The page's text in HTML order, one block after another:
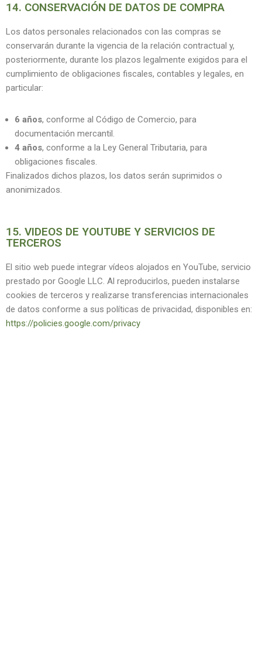
14. CONSERVACIÓN DE DATOS DE COMPRA
Los datos personales relacionados con las compras se
conservarán durante la vigencia de la relación contractual y,
posteriormente, durante los plazos legalmente exigidos para el
cumplimiento de obligaciones fiscales, contables y legales, en
particular:
6 años, conforme al Código de Comercio, para
documentación mercantil.
4 años, conforme a la Ley General Tributaria, para
obligaciones fiscales.
Finalizados dichos plazos, los datos serán suprimidos o
anonimizados.
15. VIDEOS DE YOUTUBE Y SERVICIOS DE
TERCEROS
El sitio web puede integrar vídeos alojados en YouTube, servicio
prestado por Google LLC. Al reproducirlos, pueden instalarse
cookies de terceros y realizarse transferencias internacionales
de datos conforme a sus políticas de privacidad, disponibles en:
https://policies.google.com/privacy